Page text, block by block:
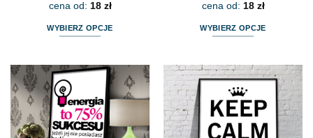
cena od: 18 zł
WYBIERZ OPCJE
ma
wariantów.
Opcje
można
cena od: 18 zł
WYBIERZ OPCJE
ma
wiele
wariantów.
Opcje
można